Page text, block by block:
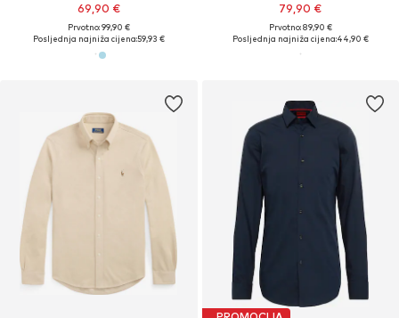
69,90 €
Prvotno: 99,90 €
Posljednja najniža cijena:59,93 €
79,90 €
Prvotno: 89,90 €
Posljednja najniža cijena:44,90 €